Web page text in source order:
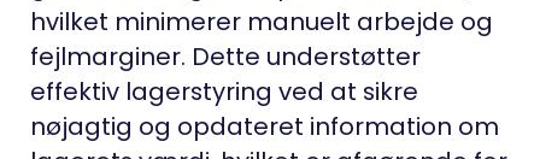
hvilket minimerer manuelt arbejde og
fejlmarginer. Dette understøtter
effektiv lagerstyring ved at sikre
nøjagtig og opdateret information om